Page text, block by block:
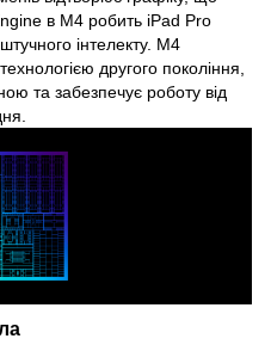
в M4 робить iPad Pro
інтелекту. M4
другого покоління,
та забезпечує роботу від